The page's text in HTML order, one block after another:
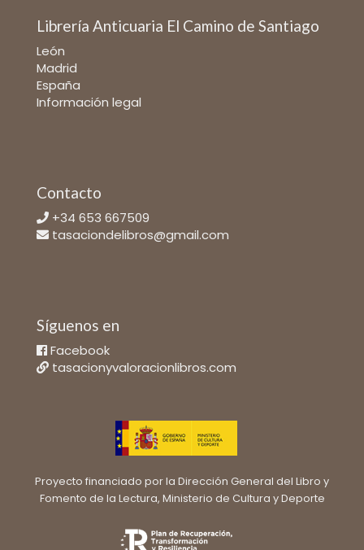
Librería Anticuaria El Camino de Santiago
León
Madrid
España
Información legal
Contacto
+34 653 667509
tasaciondelibros@gmail.com
Síguenos en
Facebook
tasacionyvaloracionlibros.com
Proyecto financiado por la Dirección General del Libro y
Fomento de la Lectura, Ministerio de Cultura y Deporte